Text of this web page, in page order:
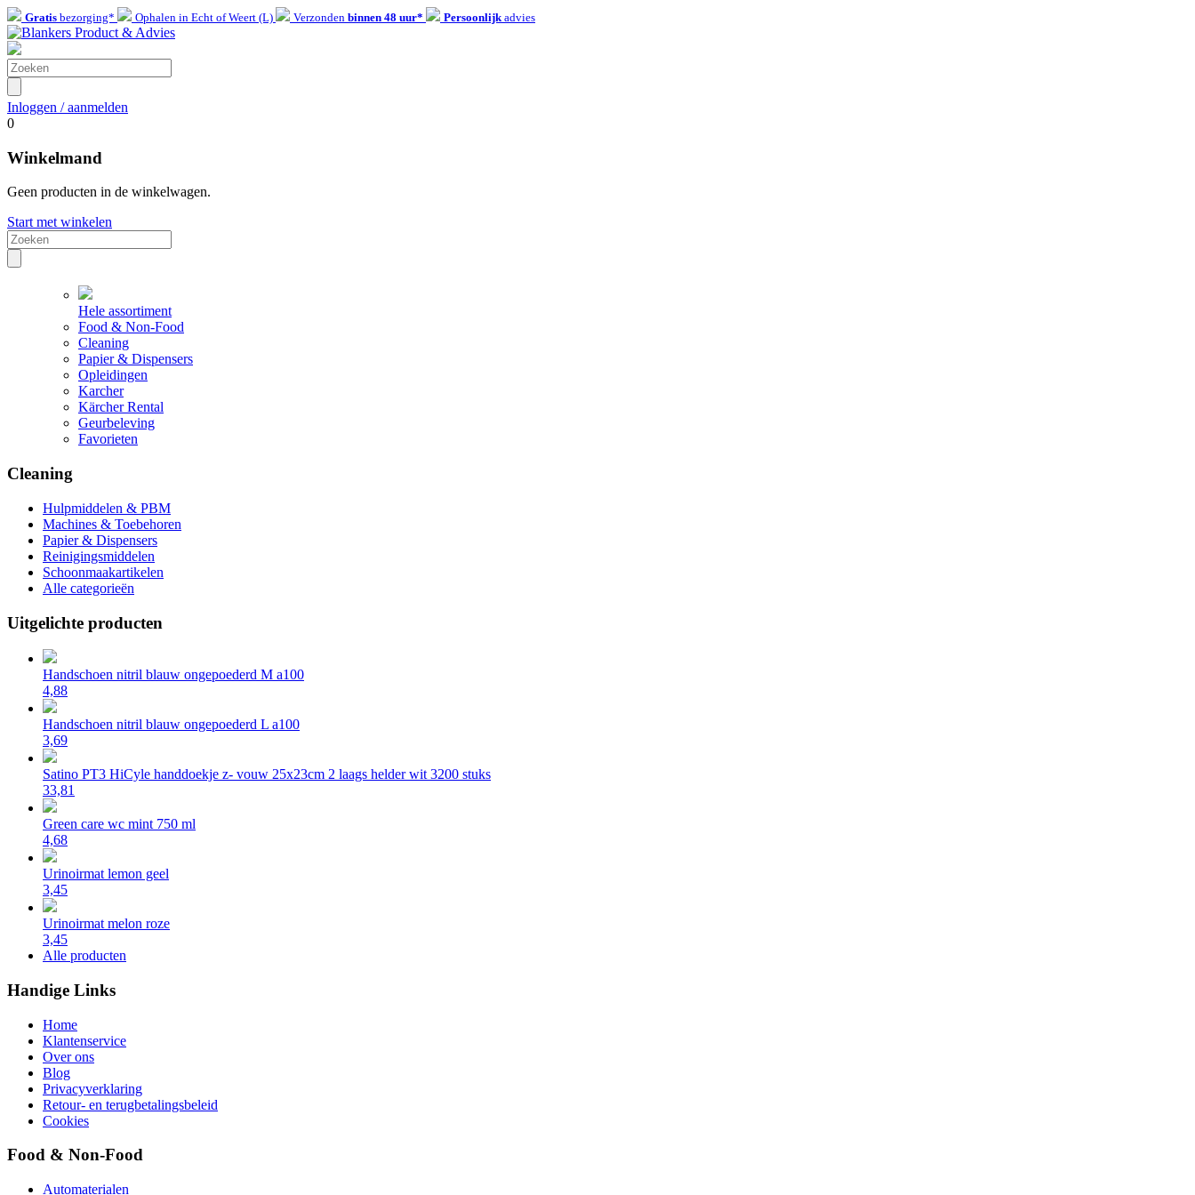
Gratis bezorging* Ophalen in Echt of Weert (L) Verzonden binnen 48 uur* Persoonlijkadvies
Inloggen / aanmelden
0
Winkelmand
Geen producten in de winkelwagen.
Start met winkelen
Hele assortiment
Food & Non-Food
Cleaning
Papier & Dispensers
Opleidingen
Karcher
Kärcher Rental
Geurbeleving
Favorieten
Cleaning
Hulpmiddelen & PBM
Machines & Toebehoren
Papier & Dispensers
Reinigingsmiddelen
Schoonmaakartikelen
Alle categorieën
Uitgelichte producten
Handschoen nitril blauw ongepoederd M a100
4,88
Handschoen nitril blauw ongepoederd L a100
3,69
Satino PT3 HiCyle handdoekje z- vouw 25x23cm 2 laags helder wit 3200 stuks
33,81
Green care wc mint 750 ml
4,68
Urinoirmat lemon geel
3,45
Urinoirmat melon roze
3,45
Alle producten
Handige Links
Home
Klantenservice
Over ons
Blog
Privacyverklaring
Retour- en terugbetalingsbeleid
Cookies
Food & Non-Food
Automaterialen